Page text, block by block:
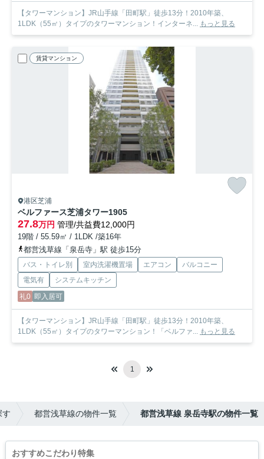
【タワーマンション】JR山手線「田町駅」徒歩13分！2010年築、
1LDK（55㎡）タイプのタワーマンション！インターネ... もっと見る
賃貸マンション
港区芝浦
ベルファース芝浦タワー1905
27.8万円 管理/共益費12,000円
19階 / 55.59㎡ / 1LDK /築16年
都営浅草線「泉岳寺」駅 徒歩15分
バス・トイレ別 室内洗濯機置場 エアコン
バルコニー
電気有
システムキッチン
礼0 即入居可
【タワーマンション】JR山手線「田町駅」徒歩13分！2010年築、
1LDK（55㎡）タイプのタワーマンション！「ベルファ... もっと見る
1
す 都営浅草線の物件一覧 都営浅草線 泉岳寺駅の物件一覧
おすすめこだわり特集